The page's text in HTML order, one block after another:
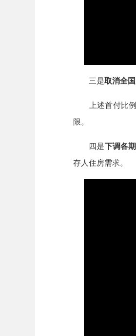
三是取消全
上述首付比例
限。
四是下调各
存人住房需求。